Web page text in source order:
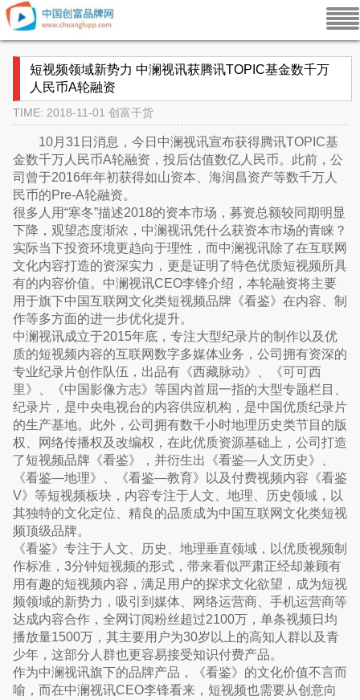
短视频领域新势力 中澜视讯获腾讯TOPIC基金数千万
人民币A轮融资
TIME: 2018-11-01 创富干货
10月31日消息，今日中澜视讯宣布获得腾讯TOPIC基
金数千万人民币A轮融资，投后估值数亿人民币。此前，公
司曾于2016年年初获得如山资本、海润昌资产等数千万人
民币的Pre-A轮融资。
很多人用“寒冬”描述2018的资本市场，募资总额较同期明显
下降，观望态度渐浓，中澜视讯凭什么获资本市场的青睐？
实际当下投资环境更趋向于理性，而中澜视讯除了在互联网
文化内容打造的资深实力，更是证明了特色优质短视频所具
有的内容价值。中澜视讯CEO李锋介绍，本轮融资将主要
用于旗下中国互联网文化类短视频品牌《看鉴》在内容、制
作等多方面的进一步优化提升。
中澜视讯成立于2015年底，专注大型纪录片的制作以及优
质的短视频内容的互联网数字多媒体业务，公司拥有资深的
专业纪录片创作队伍，出品有《西藏脉动》、《可可西
里》、《中国影像方志》等国内首屈一指的大型专题栏目、
纪录片，是中央电视台的内容供应机构，是中国优质纪录片
的生产基地。此外，公司拥有数千小时地理历史类节目的版
权、网络传播权及改编权，在此优质资源基础上，公司打造
了短视频品牌《看鉴》，并衍生出《看鉴—人文历史》、
《看鉴—地理》、《看鉴—教育》以及付费视频内容《看鉴
V》等短视频板块，内容专注于人文、地理、历史领域，以
其独特的文化定位、精良的品质成为中国互联网文化类短视
频顶级品牌。
《看鉴》专注于人文、历史、地理垂直领域，以优质视频制
作标准，3分钟短视频的形式，带来看似严肃正经却兼顾有
用有趣的短视频内容，满足用户的探求文化欲望，成为短视
频领域的新势力，吸引到媒体、网络运营商、手机运营商等
达成内容合作，全网订阅粉丝超过2100万，单条视频日均
播放量1500万，其主要用户为30岁以上的高知人群以及青
少年，这部分人群也更容易接受知识付费产品。
作为中澜视讯旗下的品牌产品，《看鉴》的文化价值不言而
喻，而在中澜视讯CEO李锋看来，短视频也需要从创意向